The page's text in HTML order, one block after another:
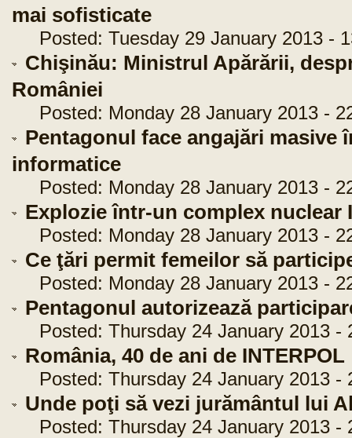
mai sofisticate
Posted: Tuesday 29 January 2013 -
Chişinău: Ministrul Apărării,
României
Posted: Monday 28 January 2013 -
Pentagonul face angajări masive
informatice
Posted: Monday 28 January 2013 -
Explozie într-un complex nuclear
Posted: Monday 28 January 2013 -
Ce ţări permit femeilor să
Posted: Monday 28 January 2013 -
Pentagonul autorizează
Posted: Thursday 24 January 2013 -
România, 40 de ani de INTERPOL
Posted: Thursday 24 January 2013 -
Unde poţi să vezi jurământul lui
Posted: Thursday 24 January 2013 -